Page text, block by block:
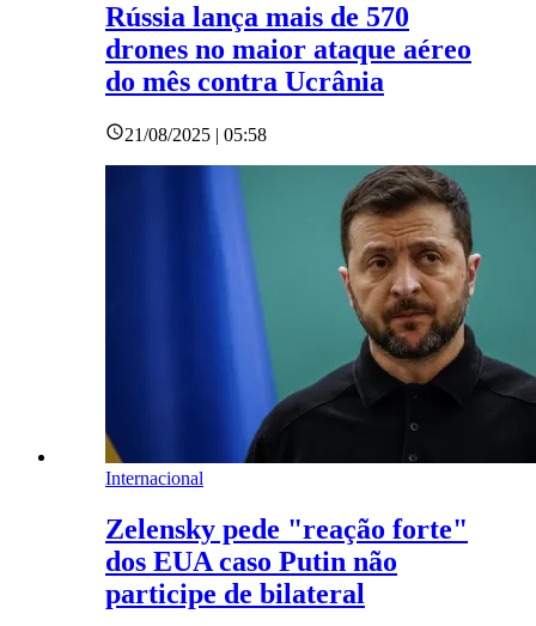
Rússia lança mais de 570
drones no maior ataque aéreo
do mês contra Ucrânia
21/08/2025 | 05:58
Internacional
Zelensky pede "reação forte"
dos EUA caso Putin não
participe de bilateral